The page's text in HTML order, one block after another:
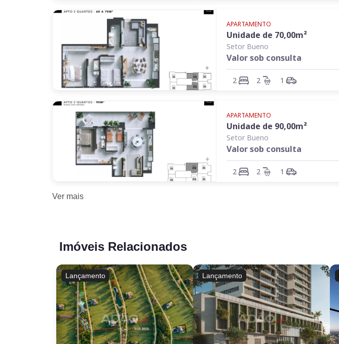
APARTAMENTO
Unidade de 70,00m²
Setor Bueno
Valor sob consulta
2 2 1
APARTAMENTO
Unidade de 90,00m²
Setor Bueno
Valor sob consulta
2 2 1
Ver mais
Imóveis Relacionados
Lançamento Lançamento